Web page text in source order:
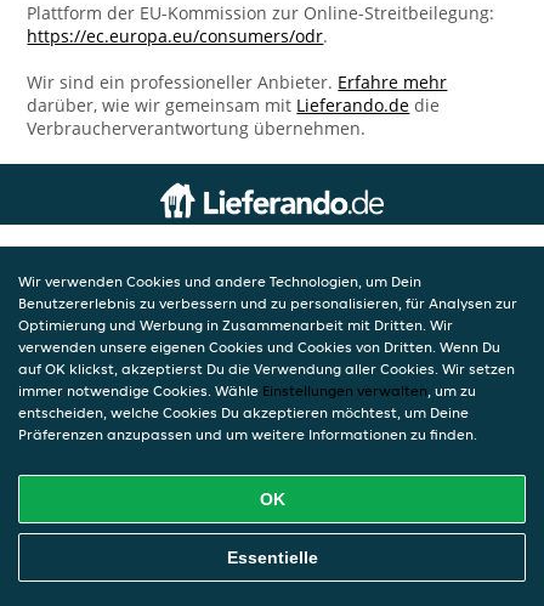
Plattform der EU-Kommission zur Online-Streitbeilegung:
https://ec.europa.eu/consumers/odr.
Wir sind ein professioneller Anbieter. Erfahre mehr
darüber, wie wir gemeinsam mit Lieferando.de die
Verbraucherverantwortung übernehmen.
Wir verwenden Cookies und andere Technologien, um Dein
Benutzererlebnis zu verbessern und zu personalisieren, für Analysen zur
Optimierung und Werbung in Zusammenarbeit mit Dritten. Wir
verwenden unsere eigenen Cookies und Cookies von Dritten. Wenn Du
auf OK klickst, akzeptierst Du die Verwendung aller Cookies. Wir setzen
immer notwendige Cookies. Wähle Einstellungen verwalten, um zu
entscheiden, welche Cookies Du akzeptieren möchtest, um Deine
Präferenzen anzupassen und um weitere Informationen zu finden.
OK
Essentielle